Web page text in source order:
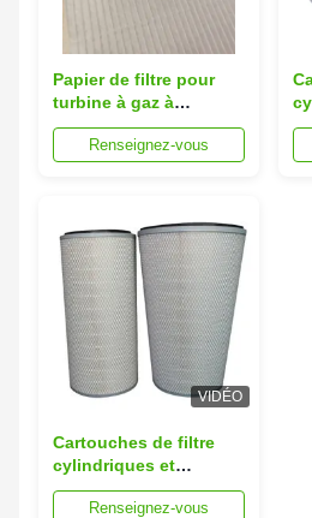
Papier de filtre pour
turbine à gaz à
membrane en PTFE à
haute résistance à
E10 à H13
Renseignez-vous
VIDÉO
Cartouches de filtre
cylindriques et
coniques dans les
systèmes de filtration
Renseignez-vous